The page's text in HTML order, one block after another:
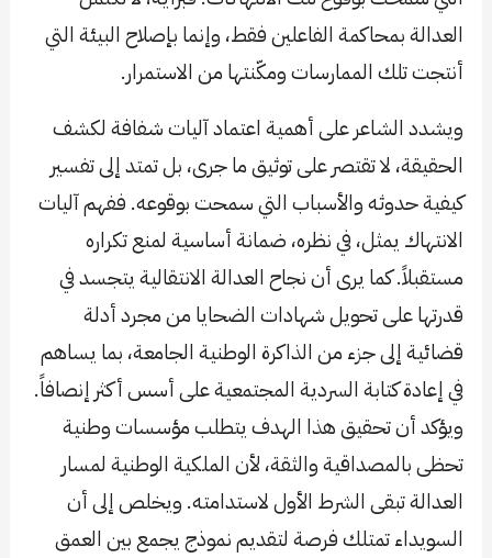
العدالة بمحاكمة الفاعلين فقط، وإنما بإصلاح البيئة التي
أنتجت تلك الممارسات ومكّنتها من الاستمرار.
ويشدد الشاعر على أهمية اعتماد آليات شفافة لكشف
الحقيقة، لا تقتصر على توثيق ما جرى، بل تمتد إلى تفسير
كيفية حدوثه والأسباب التي سمحت بوقوعه. ففهم آليات
الانتهاك يمثل، في نظره، ضمانة أساسية لمنع تكراره
مستقبلاً. كما يرى أن نجاح العدالة الانتقالية يتجسد في
قدرتها على تحويل شهادات الضحايا من مجرد أدلة
قضائية إلى جزء من الذاكرة الوطنية الجامعة، بما يساهم
في إعادة كتابة السردية المجتمعية على أسس أكثر إنصافاً.
ويؤكد أن تحقيق هذا الهدف يتطلب مؤسسات وطنية
تحظى بالمصداقية والثقة، لأن الملكية الوطنية لمسار
العدالة تبقى الشرط الأول لاستدامته. ويخلص إلى أن
السويداء تمتلك فرصة لتقديم نموذج يجمع بين العمق